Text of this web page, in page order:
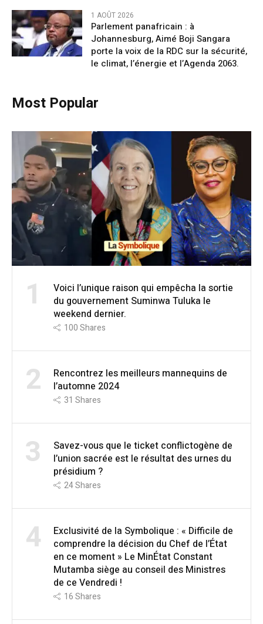
1 AOÛT 2026
Parlement panafricain : à
Johannesburg, Aimé Boji Sangara
porte la voix de la RDC sur la sécurité,
le climat, l’énergie et l’Agenda 2063.
Most Popular
1
Voici l’unique raison qui empêcha la sortie
du gouvernement Suminwa Tuluka le
weekend dernier.
100Shares
2
Rencontrez les meilleurs mannequins de
l’automne 2024
31 Shares
3
Savez-vous que le ticket conflictogène de
l’union sacrée est le résultat des urnes du
présidium ?
24Shares
4
Exclusivité de la Symbolique : « Difficile de
comprendre la décision du Chef de l’État
en ce moment » Le MinÉtat Constant
Mutamba siège au conseil des Ministres
de ce Vendredi !
16Shares